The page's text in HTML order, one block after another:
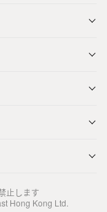
止します
Hong Kong Ltd.